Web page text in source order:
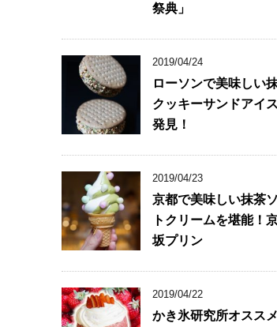
祭典」
2019/04/24
ローソンで美味しい
クッキーサンドアイ
発見！
2019/04/23
京都で美味しい抹茶
トクリームを堪能！
坂プリン
2019/04/22
かき氷研究所オスス